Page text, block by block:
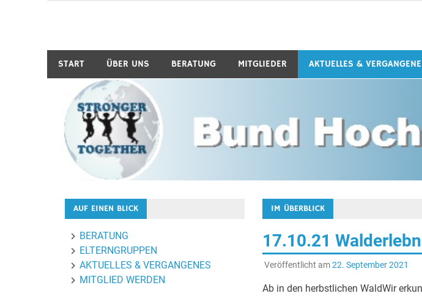
START ÜBER UNS BERATUNG MITGLIEDER AKTUELLES &
IM ÜBERBLICK
17.10.21
Veröffentlicht am22. September 2021
Ab in den herbstlichen WaldWir
AUF EINEN BLICK
BERATUNG
ELTERNGRUPPEN
AKTUELLES & VERGANGENES
MITGLIED WERDEN